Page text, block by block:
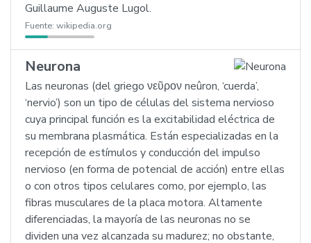
Guillaume Auguste Lugol.
Fuente: wikipedia.org
Neurona
Las neuronas (del griego νεῦρον neûron, ‘cuerda’,
‘nervio’) son un tipo de células del sistema nervioso
cuya principal función es la excitabilidad eléctrica de
su membrana plasmática. Están especializadas en la
recepción de estímulos y conducción del impulso
nervioso (en forma de potencial de acción) entre ellas
o con otros tipos celulares como, por ejemplo, las
fibras musculares de la placa motora. Altamente
diferenciadas, la mayoría de las neuronas no se
dividen una vez alcanzada su madurez; no obstante,